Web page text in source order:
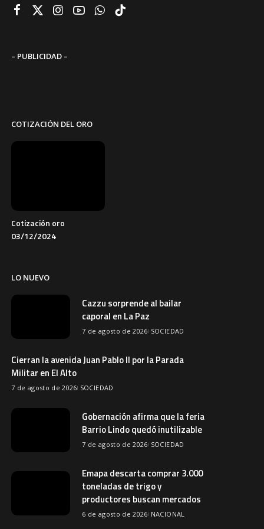
– PUBLICIDAD –
COTIZACIÓN DEL ORO
Cotización oro
03/12/2024
LO NUEVO
Cazzu sorprende al bailar
caporal en La Paz
7 de agosto de 2026 SOCIEDAD
Cierran la avenida Juan Pablo II por la Parada
Militar en El Alto
7 de agosto de 2026 SOCIEDAD
Gobernación afirma que la feria
Barrio Lindo quedó inutilizable
7 de agosto de 2026 SOCIEDAD
Emapa descarta comprar 3.000
toneladas de trigo y
productores buscan mercados
6 de agosto de 2026 NACIONAL